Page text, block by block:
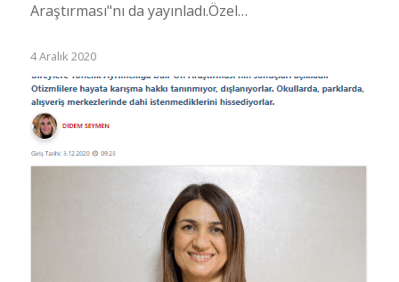
Araştırması"nı da yayınladı.Özel…
4 Aralık 2020